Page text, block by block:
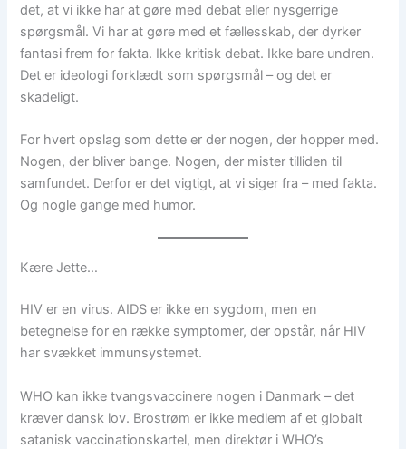
det, at vi ikke har at gøre med debat eller nysgerrige
spørgsmål. Vi har at gøre med et fællesskab, der dyrker
fantasi frem for fakta. Ikke kritisk debat. Ikke bare undren.
Det er ideologi forklædt som spørgsmål – og det er
skadeligt.
For hvert opslag som dette er der nogen, der hopper med.
Nogen, der bliver bange. Nogen, der mister tilliden til
samfundet. Derfor er det vigtigt, at vi siger fra – med fakta.
Og nogle gange med humor.
Kære Jette…
HIV er en virus. AIDS er ikke en sygdom, men en
betegnelse for en række symptomer, der opstår, når HIV
har svækket immunsystemet.
WHO kan ikke tvangsvaccinere nogen i Danmark – det
kræver dansk lov. Brostrøm er ikke medlem af et globalt
satanisk vaccinationskartel, men direktør i WHO’s